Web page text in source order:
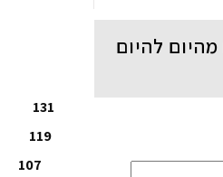
131
119
107
להיום